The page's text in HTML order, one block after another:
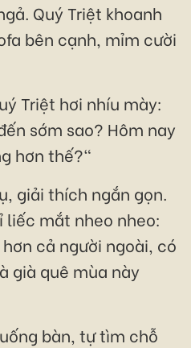
Quý Triệt khoanh
bên cạnh, mỉm cười
Triệt hơi nhíu mày:
sớm sao? Hôm nay
hơn thế?"
giải thích ngắn gọn.
liếc mắt nheo nheo:
cả người ngoài, có
già quê mùa này
bàn, tự tìm chỗ